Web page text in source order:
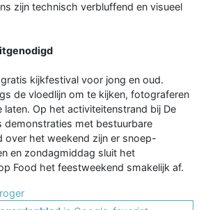
zijn technisch verbluffend en visueel
kijkfestival voor jong en oud.
de vloedlijn om te kijken, fotograferen
Op het activiteitenstrand bij De
demonstraties met bestuurbare
over het weekend zijn er snoep-
en zondagmiddag sluit het
Food het feestweekend smakelijk af.
roger